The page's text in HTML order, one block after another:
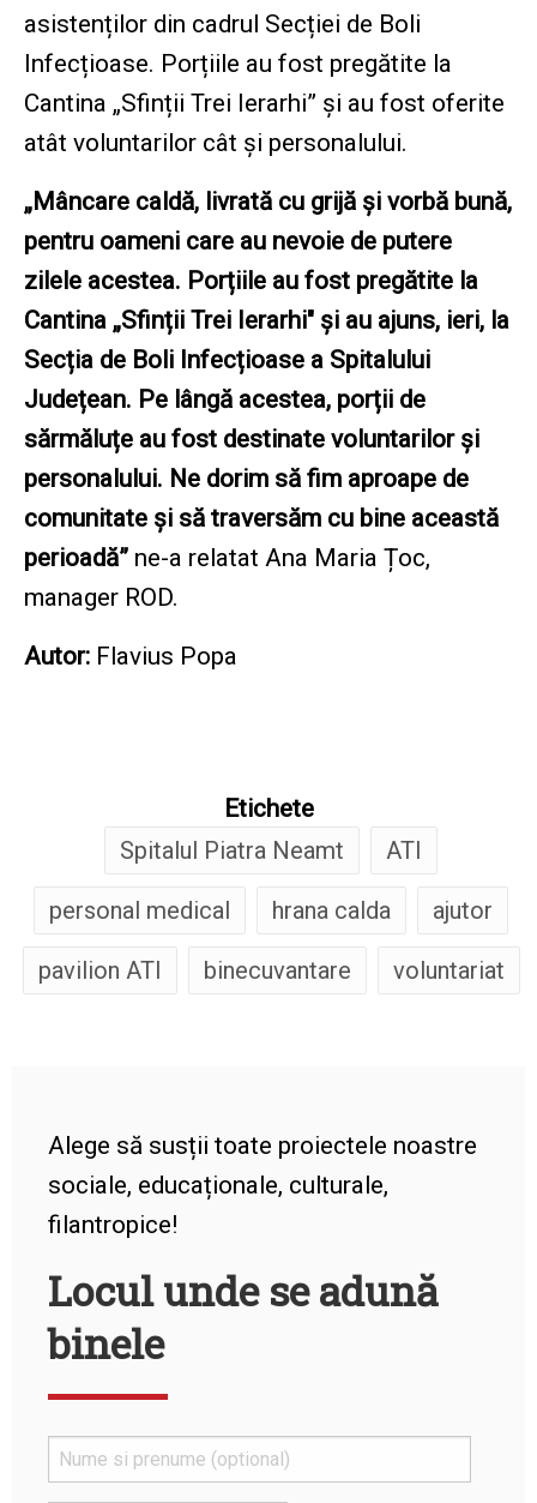
asistenților din cadrul Secției de Boli
Infecțioase. Porțiile au fost pregătite la
Cantina „Sfinții Trei Ierarhi” și au fost oferite
atât voluntarilor cât și personalului.
„Mâncare caldă, livrată cu grijă și vorbă bună,
pentru oameni care au nevoie de putere
zilele acestea. Porțiile au fost pregătite la
Cantina „Sfinții Trei Ierarhi" și au ajuns, ieri, la
Secția de Boli Infecțioase a Spitalului
Județean. Pe lângă acestea, porții de
sărmăluțe au fost destinate voluntarilor și
personalului. Ne dorim să fim aproape de
comunitate și să traversăm cu bine această
perioadă” ne-a relatat Ana Maria Țoc,
manager ROD.
Autor: Flavius Popa
Etichete
Spitalul Piatra Neamt
ATI
personal medical hrana calda ajutor
pavilion ATI binecuvantare voluntariat
Alege să susții toate proiectele noastre
sociale, educaționale, culturale,
filantropice!
Locul unde se adună
binele